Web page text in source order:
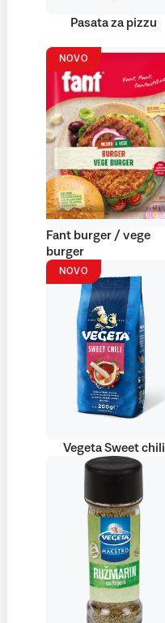
Pasata za pizzu
NOVO
Fant burger / vege
burger
NOVO
Vegeta Sweet chili